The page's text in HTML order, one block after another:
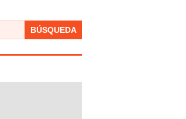
BÚSQUEDA